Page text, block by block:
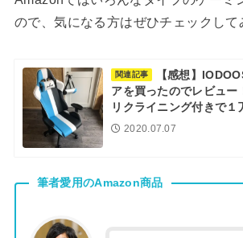
ので、気になる方はぜひチェックして
関連記事
【感想】
アを買ったのでレビュー
リクライニング付きで１
2020.07.07
筆者愛用のAmazon商品